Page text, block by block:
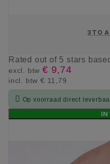
3TO
Rated out of 5 stars
excl. btw € 9,74
incl. btw € 11,79
 Op voorraad direct
IN